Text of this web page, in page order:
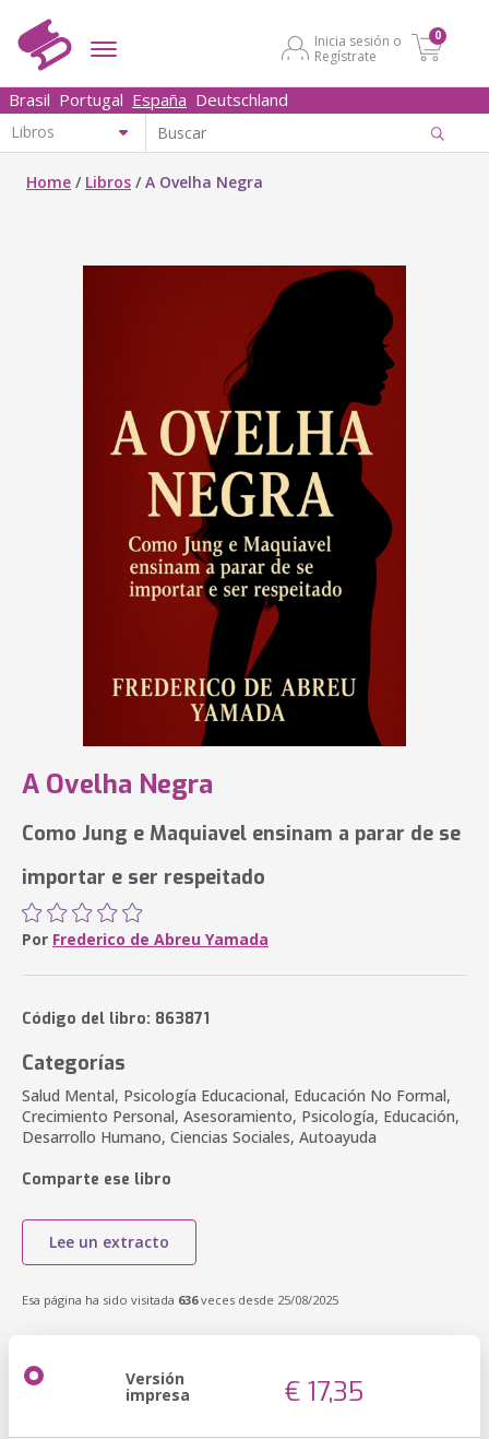
Inicia sesión o
Regístrate
0
Brasil Portugal España Deutschland
Home / Libros /A Ovelha Negra
A Ovelha Negra
Como Jung e Maquiavel ensinam a parar de se
importar e ser respeitado
Por Frederico de Abreu Yamada
Código del libro: 863871
Categorías
Salud Mental, Psicología Educacional, Educación No Formal,
Crecimiento Personal, Asesoramiento, Psicología, Educación,
Desarrollo Humano, Ciencias Sociales, Autoayuda
Comparte ese libro
Lee un extracto
Esa página ha sido visitada 636veces desde 25/08/2025
Versión
impresa € 17,35